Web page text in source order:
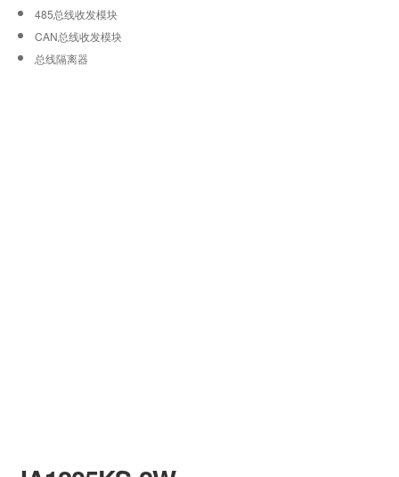
485总线收发模块
CAN总线收发模块
总线隔离器